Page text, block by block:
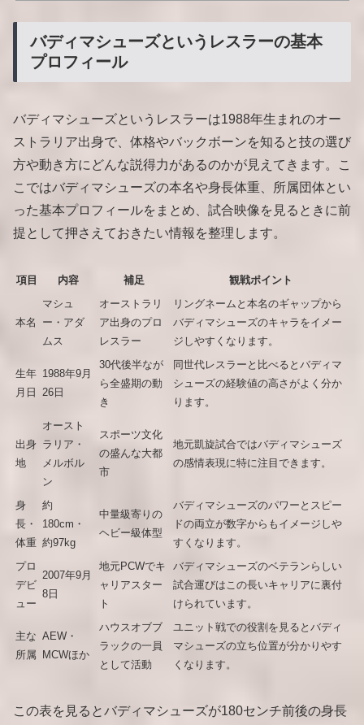
バディマシューズというレスラーの基本
プロフィール
バディマシューズというレスラーは1988年生まれのオー
ストラリア出身で、体格やバックボーンを知ると技の選び
方や動き方にどんな説得力があるのかが見えてきます。こ
こではバディマシューズの本名や身長体重、所属団体とい
った基本プロフィールをまとめ、試合映像を見るときに前
提として押さえておきたい情報を整理します。
項目 内容 補足 観戦ポイント
本名
マシュ
ー・アダ
ムス
オーストラリ
ア出身のプロ
レスラー
リングネームと本名のギャップから
バディマシューズのキャラをイメー
ジしやすくなります。
生年
月日
1988年9月
26日
30代後半なが
ら全盛期の動
き
同世代レスラーと比べるとバディマ
シューズの経験値の高さがよく分か
ります。
出身
地
オースト
ラリア・
メルボル
ン
スポーツ文化
の盛んな大都
市
地元凱旋試合ではバディマシューズ
の感情表現に特に注目できます。
身
長・
体重
約
180cm・
約97kg
中量級寄りの
ヘビー級体型
バディマシューズのパワーとスピー
ドの両立が数字からもイメージしや
すくなります。
プロ
デビ
ュー
2007年9月
8日
地元PCWでキ
ャリアスター
ト
バディマシューズのベテランらしい
試合運びはこの長いキャリアに裏付
けられています。
主な
所属
AEW・
MCWほか
ハウスオブブ
ラックの一員
として活動
ユニット戦での役割を見るとバディ
マシューズの立ち位置が分かりやす
くなります。
この表を見るとバディマシューズが180センチ前後の身長